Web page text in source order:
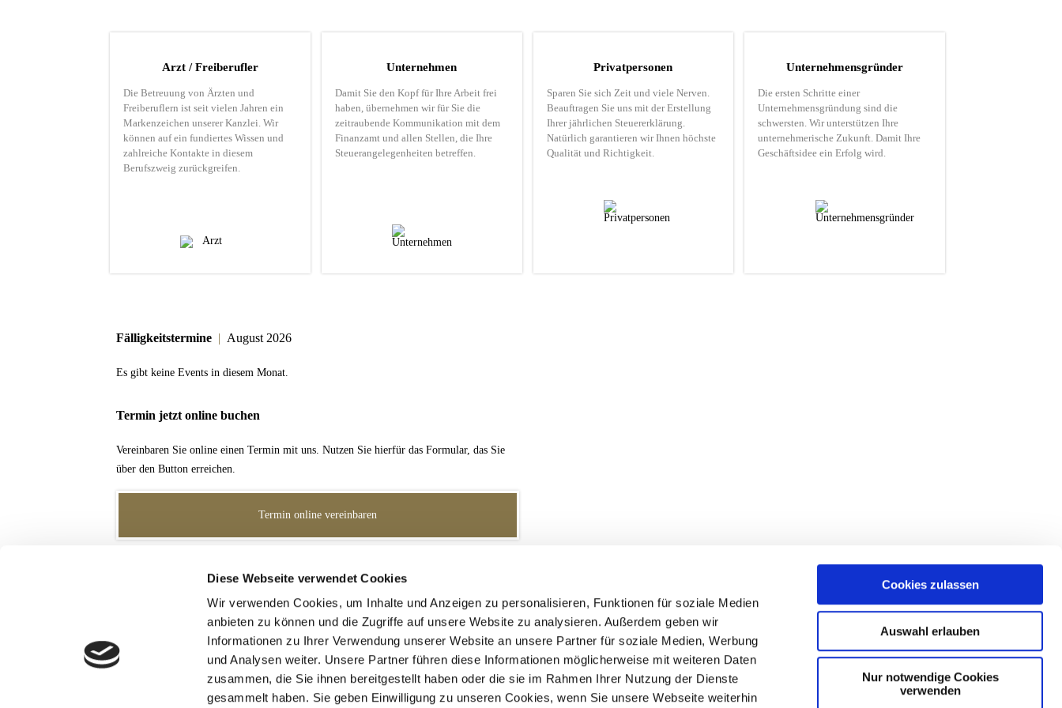
Diese Webseite verwendet Cookies
Wir verwenden Cookies, um Inhalte und Anzeigen zu personalisieren, Funktionen für soziale Medien
anbieten zu können und die Zugriffe auf unsere Website zu analysieren. Außerdem geben wir
Informationen zu Ihrer Verwendung unserer Website an unsere Partner für soziale Medien, Werbung
und Analysen weiter. Unsere Partner führen diese Informationen möglicherweise mit weiteren Daten
zusammen, die Sie ihnen bereitgestellt haben oder die sie im Rahmen Ihrer Nutzung der Dienste
gesammelt haben. Sie geben Einwilligung zu unseren Cookies, wenn Sie unsere Webseite weiterhin
Cookies zulassen
Auswahl erlauben
Nur notwendige Cookies
verwenden
Arzt / Freiberufler
Die Betreuung von Ärzten und
Freiberuflern ist seit vielen Jahren ein
Markenzeichen unserer Kanzlei. Wir
können auf ein fundiertes Wissen und
zahlreiche Kontakte in diesem
Berufszweig zurückgreifen.
Unternehmen
Damit Sie den Kopf für Ihre Arbeit frei
haben, übernehmen wir für Sie die
zeitraubende Kommunikation mit dem
Finanzamt und allen Stellen, die Ihre
Steuerangelegenheiten betreffen.
Privatpersonen
Sparen Sie sich Zeit und viele Nerven.
Beauftragen Sie uns mit der Erstellung
Ihrer jährlichen Steuererklärung.
Natürlich garantieren wir Ihnen höchste
Qualität und Richtigkeit.
Unternehmensgründer
Die ersten Schritte einer
Unternehmensgründung sind die
schwersten. Wir unterstützen Ihre
unternehmerische Zukunft. Damit Ihre
Geschäftsidee ein Erfolg wird.
Fälligkeitstermine | August 2026
Es gibt keine Events in diesem Monat.
Termin jetzt online buchen
Vereinbaren Sie online einen Termin mit uns. Nutzen Sie hierfür das Formular, das Sie
über den Button erreichen.
Termin online vereinbaren
Die Online-Drehscheibe zur Kommunikation für unsere Mandanten.
Zum Login